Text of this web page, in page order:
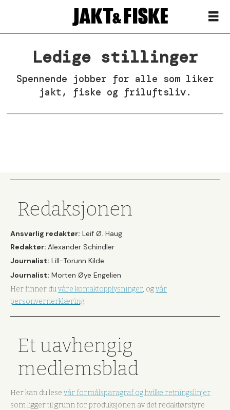
Jaktogfiske
jobb
-
Ledige stillinger
Spennende jobber for alle som liker
jakt, fiske og friluftsliv.
Redaksjonen
Ansvarlig redaktør: Leif Ø. Haug
Redaktør: Alexander Schindler
Journalist: Lill-Torunn Kilde
Journalist: Morten Øye Engelien
Her finner duvåre kontaktopplysninger, ogvår
personvernerklæring.
Et uavhengig
medlemsblad
Her kan du lese vår formålsparagraf og hvilke retningslinjer
som ligger til grunn for produksjonen av det redaktørstyre